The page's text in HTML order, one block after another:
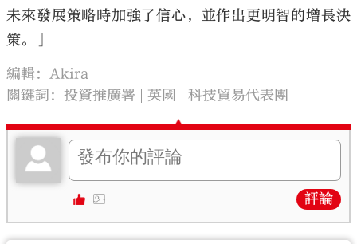
未來發展策略時加強了信心，並作出更明智的增長決
策。」
編輯：Akira
關鍵詞：投資推廣署 英國 科技貿易代表團
評論